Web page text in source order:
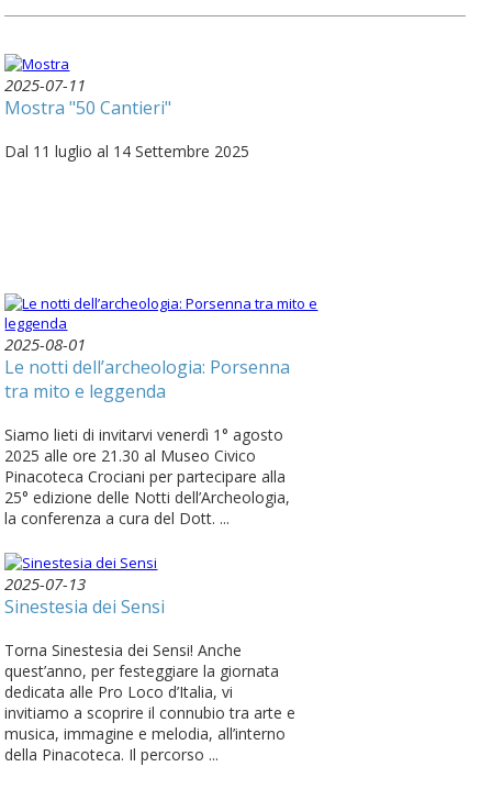
2025-07-11
Mostra "50 Cantieri"
Dal 11 luglio al 14 Settembre 2025
2025-08-01
Le notti dell’archeologia: Porsenna
tra mito e leggenda
Siamo lieti di invitarvi venerdì 1° agosto
2025 alle ore 21.30 al Museo Civico
Pinacoteca Crociani per partecipare alla
25° edizione delle Notti dell’Archeologia,
la conferenza a cura del Dott. ...
2025-07-13
Sinestesia dei Sensi
Torna Sinestesia dei Sensi! Anche
quest’anno, per festeggiare la giornata
dedicata alle Pro Loco d’Italia, vi
invitiamo a scoprire il connubio tra arte e
musica, immagine e melodia, all’interno
della Pinacoteca. Il percorso ...